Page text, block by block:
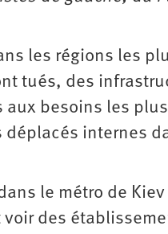
les régions les
tués, des
aux besoins les plus
déplacés internes
le métro de
des